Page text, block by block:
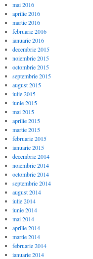
mai 2016
aprilie 2016
martie 2016
februarie 2016
ianuarie 2016
decembrie 2015
noiembrie 2015
octombrie 2015
septembrie 2015
august 2015
iulie 2015
iunie 2015
mai 2015
aprilie 2015
martie 2015
februarie 2015
ianuarie 2015
decembrie 2014
noiembrie 2014
octombrie 2014
septembrie 2014
august 2014
iulie 2014
iunie 2014
mai 2014
aprilie 2014
martie 2014
februarie 2014
ianuarie 2014